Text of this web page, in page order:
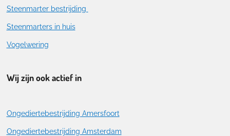
Steenmarter bestrijding
Steenmarters in huis
Vogelwering
Wij zijn ook actief in
Ongediertebestrijding Amersfoort
Ongediertebestrijding Amsterdam